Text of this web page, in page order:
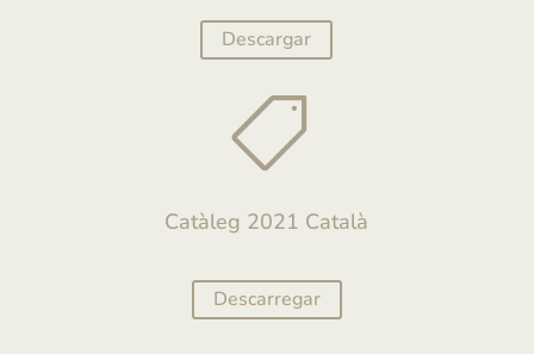
Descargar

Catàleg 2021 Català
Descarregar